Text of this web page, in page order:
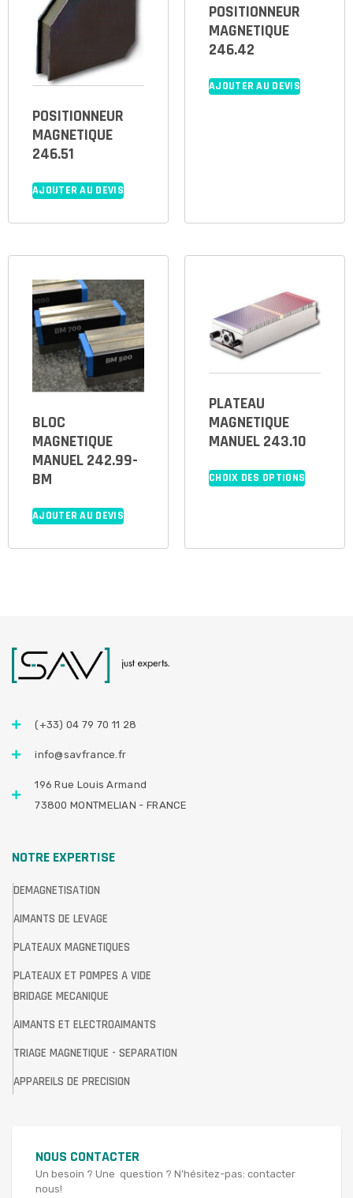
POSITIONNEUR
MAGNETIQUE
246.51
AJOUTER AU DEVIS
POSITIONNEUR
MAGNETIQUE
246.42
AJOUTER AU DEVIS
BLOC
MAGNETIQUE
MANUEL 242.99-
BM
AJOUTER AU DEVIS
PLATEAU
MAGNETIQUE
MANUEL 243.10
CHOIX DES OPTIONS
(+33) 04 79 70 11 28
info@savfrance.fr
196 Rue Louis Armand
73800 MONTMELIAN - FRANCE
NOTRE EXPERTISE
DEMAGNETISATION
AIMANTS DE LEVAGE
PLATEAUX MAGNETIQUES
PLATEAUX ET POMPES A VIDE
BRIDAGE MECANIQUE
AIMANTS ET ELECTROAIMANTS
TRIAGE MAGNETIQUE - SEPARATION
APPAREILS DE PRECISION
NOUS CONTACTER
Un besoin ? Une question ? N’hésitez-pas: contacter
nous!